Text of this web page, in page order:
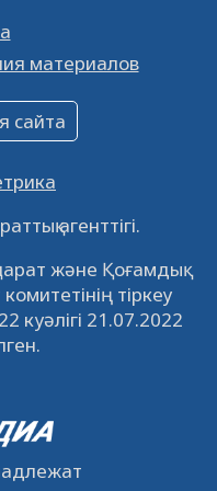
61067
Кызылорде 22
14953 0
агенттігі.
және Қоғамдық
тіркеу
куәлігі 21.07.2022
материалов
сайта